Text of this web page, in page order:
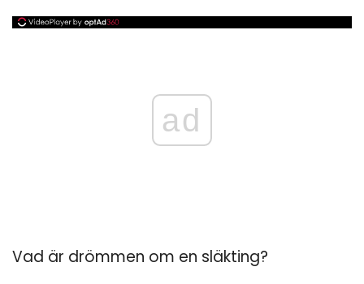
ad
Vad är drömmen om en släkting?